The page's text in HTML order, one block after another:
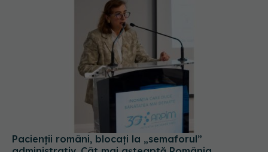
Pacienții români, blocați la „semaforul”